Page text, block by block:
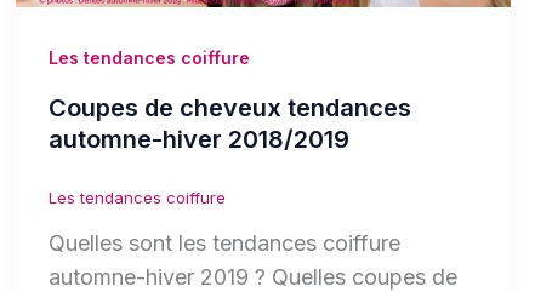
Les tendances coiffure
Coupes de cheveux tendances
automne-hiver 2018/2019
Les tendances coiffure
Quelles sont les tendances coiffure
automne-hiver 2019 ? Quelles coupes de